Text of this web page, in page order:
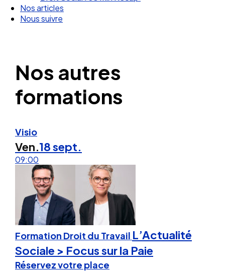
Nous suivre
Nos autres
formations
Visio
Ven.18 sept.
09:00
Formation Droit du Travail L’Actualité
Sociale > Focus sur la Paie
Réservez votre place